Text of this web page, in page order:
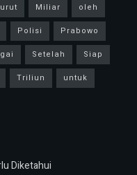
Miliar
oleh
Polisi
Prabowo
Setelah
Siap
Triliun
untuk
Diketahui